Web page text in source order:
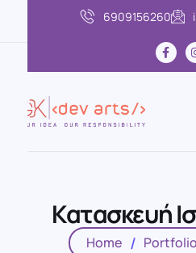
6909156260
ΚατασκευήΙσ
Home Portfolio